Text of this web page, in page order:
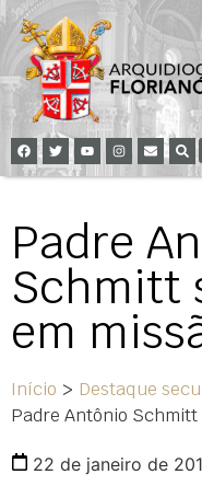
Padre
Schmitt
em
Início > Destaque
Padre Antônio Schmitt
22 de janeiro de